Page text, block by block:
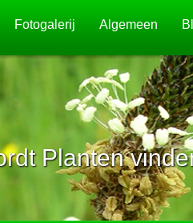
Fotogalerij Algemeen
Planten